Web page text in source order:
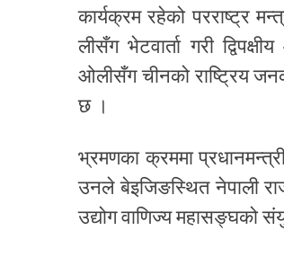
कार्यक्रम रहेको परराष्ट्र
लीसँग भेटवार्ता गरी
ओलीसँग चीनको राष्ट्रिय
छ ।
भ्रमणका क्रममा
उनले बेइजिङस्थित नेपाली
उद्योग वाणिज्य महासङ्घको